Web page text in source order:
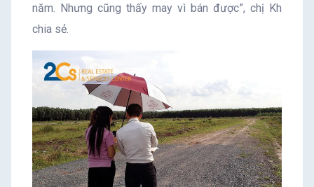
năm. Nhưng cũng thấy may vì bán được”, chị Kh
chia sẻ.